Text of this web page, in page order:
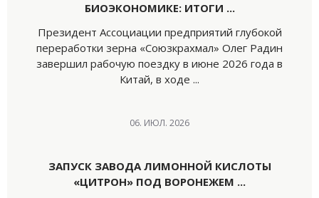
БИОЭКОНОМИКЕ: ИТОГИ ...
Президент Ассоциации предприятий глубокой
переработки зерна «Союзкрахмал» Олег Радин
завершил рабочую поездку в июне 2026 года в
Китай, в ходе ...
06. ИЮЛ. 2026
ЗАПУСК ЗАВОДА ЛИМОННОЙ КИСЛОТЫ
«ЦИТРОН» ПОД ВОРОНЕЖЕМ ...